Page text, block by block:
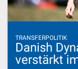
TRANSFERPOLITIK
Danish
verstärkt